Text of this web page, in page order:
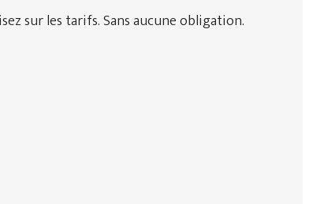
sur les tarifs. Sans aucune obligation.